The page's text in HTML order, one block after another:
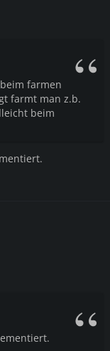
farmen
farmt man z.b.
beim